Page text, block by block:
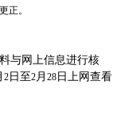
正。
与网上信息进行核
2日至2月 28日上网查看